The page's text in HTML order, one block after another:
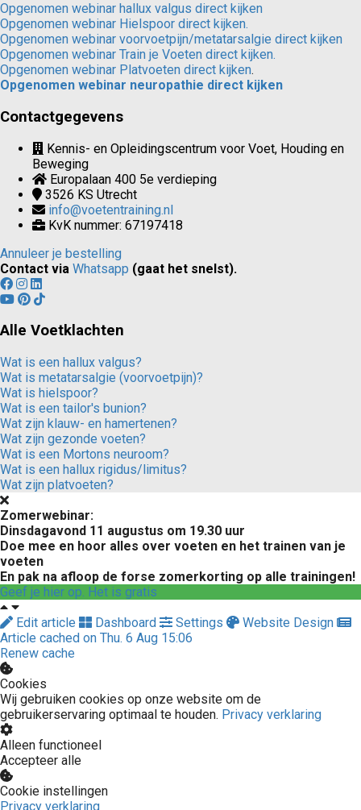
Opgenomen webinar hallux valgus direct kijken
Opgenomen webinar Hielspoor direct kijken.
Opgenomen webinar voorvoetpijn/metatarsalgie direct kijken
Opgenomen webinar Train je Voeten direct kijken.
Opgenomen webinar Platvoeten direct kijken.
Opgenomen webinar neuropathie direct kijken
Contactgegevens
Kennis- en Opleidingscentrum voor Voet, Houding en
Beweging
Europalaan 400 5e verdieping
3526 KS Utrecht
info@voetentraining.nl
KvK nummer: 67197418
Annuleer je bestelling
Contact via Whatsapp (gaat het snelst).
Alle Voetklachten
Wat is een hallux valgus?
Wat is metatarsalgie (voorvoetpijn)?
Wat is hielspoor?
Wat is een tailor's bunion?
Wat zijn klauw- en hamertenen?
Wat zijn gezonde voeten?
Wat is een Mortons neuroom?
Wat is een hallux rigidus/limitus?
Wat zijn platvoeten?
Zomerwebinar:
Dinsdagavond 11 augustus om 19.30 uur
Doe mee en hoor alles over voeten en het trainen van je
voeten
En pak na afloop de forse zomerkorting op alle trainingen!
Geef je hier op. Het is gratis
Edit article
Dashboard Settings
Website Design
Article cached on Thu. 6 Aug 15:06
Renew cache
Cookies
Wij gebruiken cookies op onze website om de
gebruikerservaring optimaal te houden. Privacy verklaring
Alleen functioneel
Accepteer alle
Cookie instellingen
Privacy verklaring